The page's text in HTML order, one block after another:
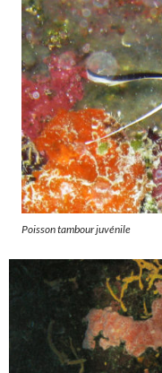
Poisson tambour juvénile